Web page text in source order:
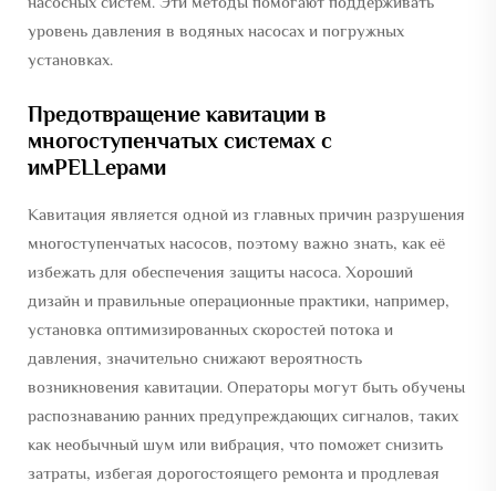
уровень давления в водяных насосах и погружных
установках.
Предотвращение кавитации в
многоступенчатых системах с
имPELLерами
Кавитация является одной из главных причин разрушения
многоступенчатых насосов, поэтому важно знать, как её
избежать для обеспечения защиты насоса. Хороший
дизайн и правильные операционные практики, например,
установка оптимизированных скоростей потока и
давления, значительно снижают вероятность
возникновения кавитации. Операторы могут быть обучены
распознаванию ранних предупреждающих сигналов, таких
как необычный шум или вибрация, что поможет снизить
затраты, избегая дорогостоящего ремонта и продлевая